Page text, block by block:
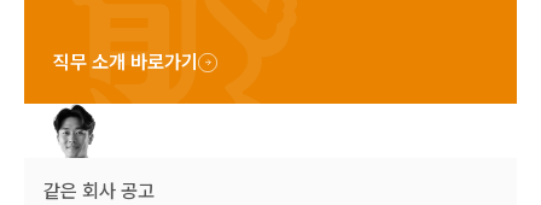
직무 소개 바로가기
같은 회사 공고